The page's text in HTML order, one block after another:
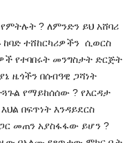
? ለምንድን ይህ አሸባሪ
ከባድ ተሸከርካሪዎችን ሲወርስ
የተባበሩት መንግስታት ድርጅት
ዜጎችን በሰብዓዊ ጋሻነት
የማይከሰሰው ? የእርዳታ
በፍጥነት እንዳይደርስ
መጠን አያስፋፋው ይሆን ?